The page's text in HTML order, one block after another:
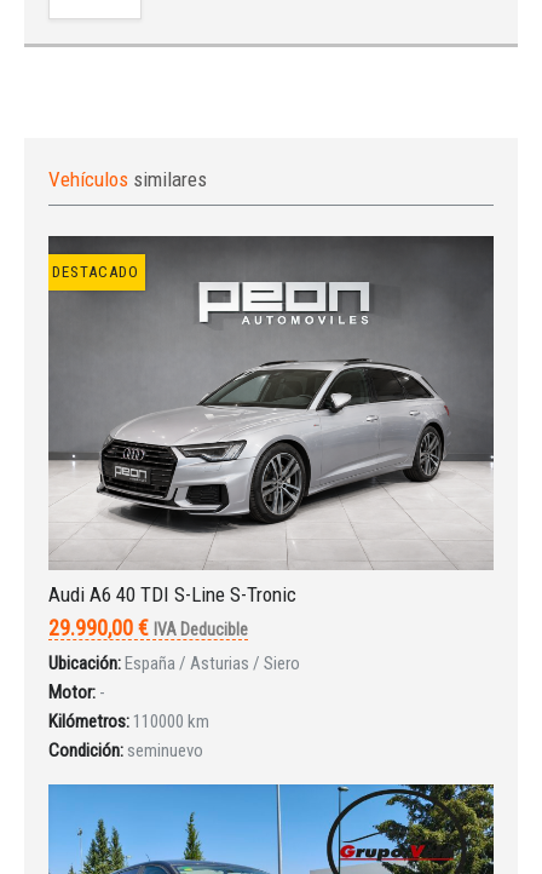
Iniciar sesión
Vehículos similares
DESTACADO
Audi A6 40 TDI S-Line S-Tronic
29.990,00 € IVA Deducible
Ubicación:España / Asturias / Siero
Motor: -
Kilómetros: 110000 km
Condición: seminuevo